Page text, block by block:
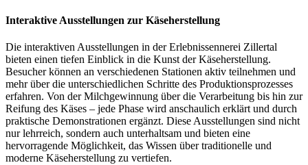
Interaktive Ausstellungen zur Käseherstellung
Die interaktiven Ausstellungen in der Erlebnissennerei Zillertal
bieten einen tiefen Einblick in die Kunst der Käseherstellung.
Besucher können an verschiedenen Stationen aktiv teilnehmen und
mehr über die unterschiedlichen Schritte des Produktionsprozesses
erfahren. Von der Milchgewinnung über die Verarbeitung bis hin zur
Reifung des Käses – jede Phase wird anschaulich erklärt und durch
praktische Demonstrationen ergänzt. Diese Ausstellungen sind nicht
nur lehrreich, sondern auch unterhaltsam und bieten eine
hervorragende Möglichkeit, das Wissen über traditionelle und
moderne Käseherstellung zu vertiefen.